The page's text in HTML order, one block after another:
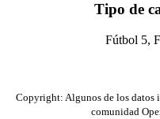
Tipo de
Fútbol 5,
Copyright: Algunos de los datos
comunidad